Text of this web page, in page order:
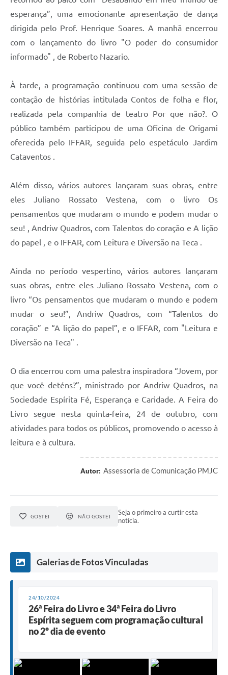
esperança”, uma emocionante apresentação de dança
dirigida pelo Prof. Henrique Soares. A manhã encerrou
com o lançamento do livro "O poder do consumidor
informado" , de Roberto Nazario.
À tarde, a programação continuou com uma sessão de
contação de histórias intitulada Contos de folha e flor,
realizada pela companhia de teatro Por que não?. O
público também participou de uma Oficina de Origami
oferecida pelo IFFAR, seguida pelo espetáculo Jardim
Cataventos .
Além disso, vários autores lançaram suas obras, entre
eles Juliano Rossato Vestena, com o livro Os
pensamentos que mudaram o mundo e podem mudar o
seu! , Andriw Quadros, com Talentos do coração e A lição
do papel , e o IFFAR, com Leitura e Diversão na Teca .
Ainda no período vespertino, vários autores lançaram
suas obras, entre eles Juliano Rossato Vestena, com o
livro “Os pensamentos que mudaram o mundo e podem
mudar o seu!”, Andriw Quadros, com “Talentos do
coração” e “A lição do papel”, e o IFFAR, com "Leitura e
Diversão na Teca" .
O dia encerrou com uma palestra inspiradora “Jovem, por
que você deténs?”, ministrado por Andriw Quadros, na
Sociedade Espírita Fé, Esperança e Caridade. A Feira do
Livro segue nesta quinta-feira, 24 de outubro, com
atividades para todos os públicos, promovendo o acesso à
leitura e à cultura.
Autor: Assessoria de Comunicação PMJC
GOSTEI NÃO GOSTEI
Seja o primeiro a curtir esta
notícia.
Galerias de Fotos Vinculadas
24/10/2024
26ª Feira do Livro e 34ª Feira do Livro
Espírita seguem com programação cultural
no 2º dia de evento